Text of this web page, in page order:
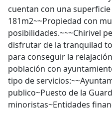
cuentan con una
181m2~~Propiedad con
posibilidades.~~~Chirivel
disfrutar de la tranquilad
para conseguir la
población con
tipo de
publico~Puesto de la
minoristas~Entidades